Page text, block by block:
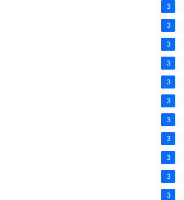
3
3
3
3
3
3
3
3
3
3
3